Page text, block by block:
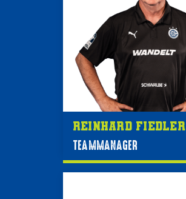
Reinhard Fiedler
TEAMMANAGER